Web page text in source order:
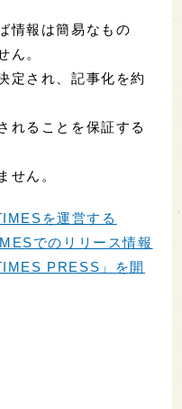
情報は簡易なもの
ん。
定され、記事化を約
れることを保証する
せん。
を運営する
でのリリース情報
PRESS」を開